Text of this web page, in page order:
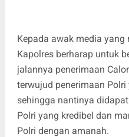
Kepada awak media
Kapolres berharap untuk
jalannya penerimaan
terwujud penerimaan Polri
sehingga nantinya
Polri yang kredibel dan
Polri dengan amanah.